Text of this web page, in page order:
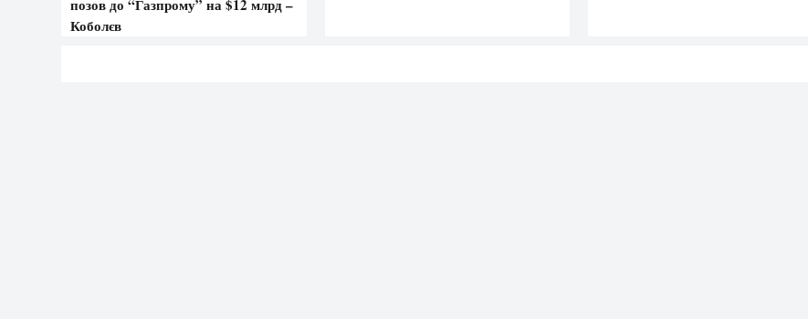
позов до “Газпрому” на $12 млрд –
Коболєв